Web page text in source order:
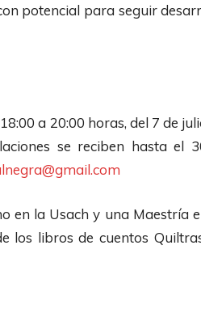
potencial para seguir
a 20:00 horas, del 7 de
se reciben hasta el
en la Usach y una Maestría
los libros de cuentos